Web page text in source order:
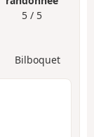
5 / 5
Bilboquet